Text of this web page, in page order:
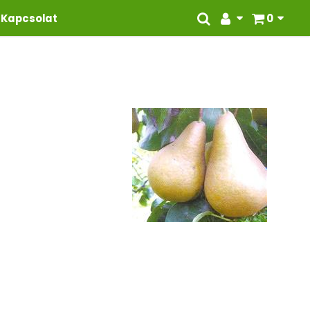
0
Kapcsolat